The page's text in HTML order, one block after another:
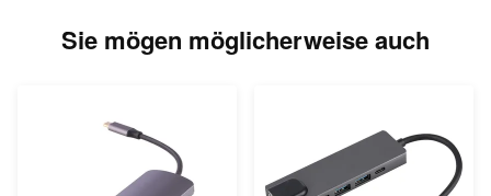
Sie mögen möglicherweise auch